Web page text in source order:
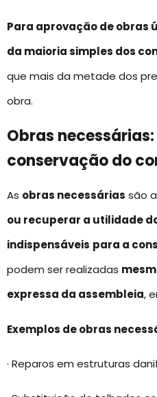
Para aprovação de obras
da maioria simples dos
que mais da metade dos
obra.
Obras
conservação do
As obras necessárias são
ou recuperar a utilidade
indispensáveis para a
podem ser realizadas
expressa da assembleia,
Exemplos de obras
· Reparos em estruturas